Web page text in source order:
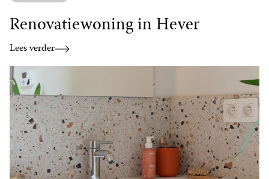
Renovatiewoning in Hever
Lees verder